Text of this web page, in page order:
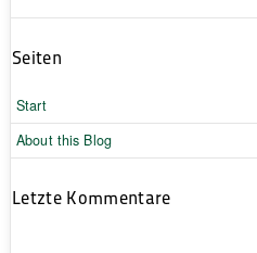
Seiten
Start
About this Blog
Letzte Kommentare